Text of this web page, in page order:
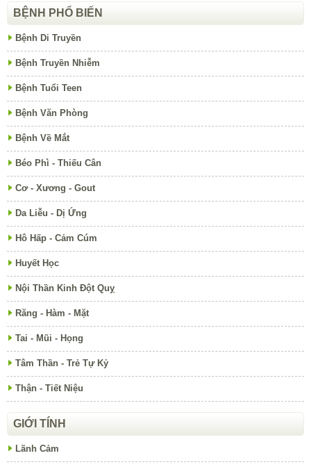
BỆNH PHỔ BIẾN
Bệnh Di Truyền
Bệnh Truyền Nhiễm
Bệnh Tuổi Teen
Bệnh Văn Phòng
Bệnh Về Mắt
Béo Phì - Thiếu Cân
Cơ - Xương - Gout
Da Liễu - Dị Ứng
Hô Hấp - Cảm Cúm
Huyết Học
Nội Thần Kinh Đột Quỵ
Răng - Hàm - Mặt
Tai - Mũi - Họng
Tâm Thần - Trẻ Tự Kỷ
Thận - Tiết Niệu
GIỚI TÍNH
Lãnh Cảm